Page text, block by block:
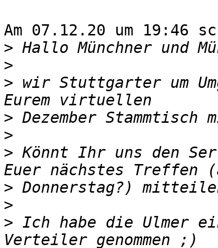
Am 07.12.20 um 19:46
>
>
> wir Stuttgarter um
>
>
> Könnt Ihr uns den
>
>
> Ich habe die Ulmer